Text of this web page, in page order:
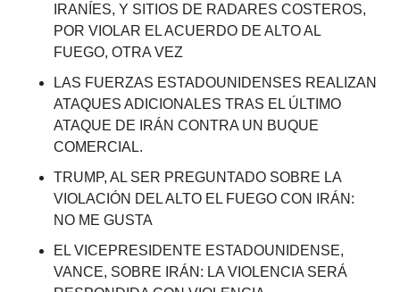
IRANÍES, Y SITIOS DE RADARES COSTEROS,
POR VIOLAR EL ACUERDO DE ALTO AL
FUEGO, OTRA VEZ
LAS FUERZAS ESTADOUNIDENSES REALIZAN
ATAQUES ADICIONALES TRAS EL ÚLTIMO
ATAQUE DE IRÁN CONTRA UN BUQUE
COMERCIAL.
TRUMP, AL SER PREGUNTADO SOBRE LA
VIOLACIÓN DEL ALTO EL FUEGO CON IRÁN:
NO ME GUSTA
EL VICEPRESIDENTE ESTADOUNIDENSE,
VANCE, SOBRE IRÁN: LA VIOLENCIA SERÁ